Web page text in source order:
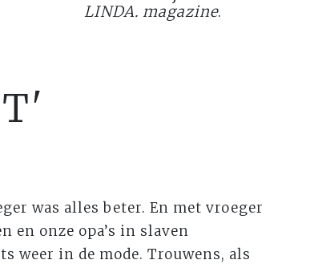
LINDA. magazine.
was alles beter. En met vroeger
en onze opa’s in slaven
weer in de mode. Trouwens, als